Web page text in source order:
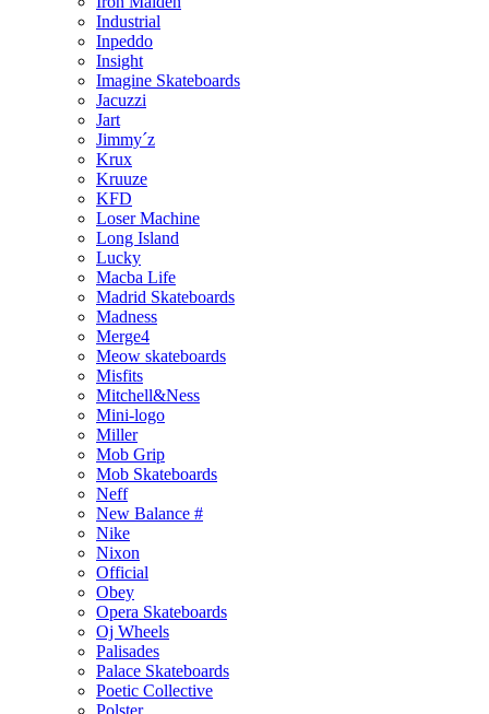
Industrial
Inpeddo
Insight
Imagine Skateboards
Jacuzzi
Jart
Jimmy´z
Krux
Kruuze
KFD
Loser Machine
Long Island
Lucky
Macba Life
Madrid Skateboards
Madness
Merge4
Meow skateboards
Misfits
Mitchell&Ness
Mini-logo
Miller
Mob Grip
Mob Skateboards
Neff
New Balance #
Nike
Nixon
Official
Obey
Opera Skateboards
Oj Wheels
Palisades
Palace Skateboards
Poetic Collective
Polster